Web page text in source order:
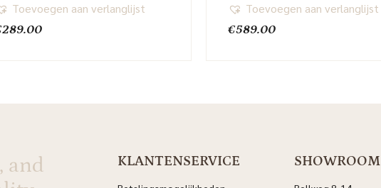
289.00
Toevoegen aan verlanglijst
€589.00
Toevoegen aan verlanglijst
and
KLANTENSERVICE SHOWROOM